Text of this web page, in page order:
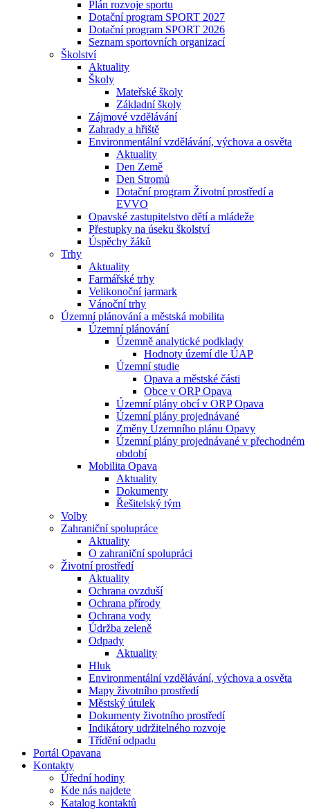
Plán rozvoje sportu
Dotační program SPORT 2027
Dotační program SPORT 2026
Seznam sportovních organizací
Školství
Aktuality
Školy
Mateřské školy
Základní školy
Zájmové vzdělávání
Zahrady a hřiště
Environmentální vzdělávání, výchova a osvěta
Aktuality
Den Země
Den Stromů
Dotační program Životní prostředí a
EVVO
Opavské zastupitelstvo dětí a mládeže
Přestupky na úseku školství
Úspěchy žáků
Trhy
Aktuality
Farmářské trhy
Velikonoční jarmark
Vánoční trhy
Územní plánování a městská mobilita
Územní plánování
Územně analytické podklady
Hodnoty území dle ÚAP
Územní studie
Opava a městské části
Obce v ORP Opava
Územní plány obcí v ORP Opava
Územní plány projednávané
Změny Územního plánu Opavy
Územní plány projednávané v přechodném
období
Mobilita Opava
Aktuality
Dokumenty
Řešitelský tým
Volby
Zahraniční spolupráce
Aktuality
O zahraniční spolupráci
Životní prostředí
Aktuality
Ochrana ovzduší
Ochrana přírody
Ochrana vody
Údržba zeleně
Odpady
Aktuality
Hluk
Environmentální vzdělávání, výchova a osvěta
Mapy životního prostředí
Městský útulek
Dokumenty životního prostředí
Indikátory udržitelného rozvoje
Třídění odpadu
Portál Opavana
Kontakty
Úřední hodiny
Kde nás najdete
Katalog kontaktů